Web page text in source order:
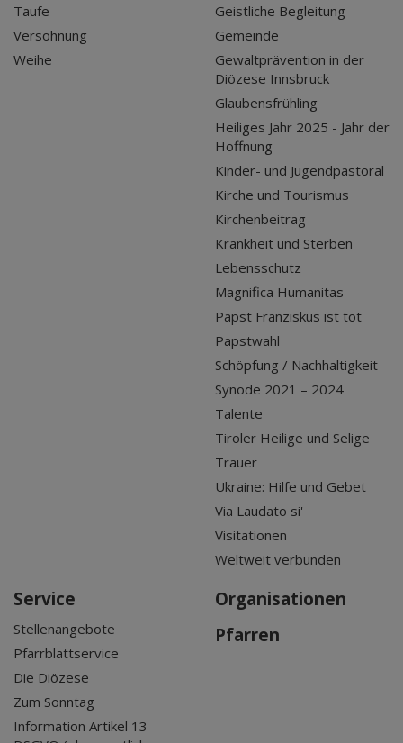
Taufe
Versöhnung
Weihe
Geistliche Begleitung
Gemeinde
Gewaltprävention in der
Diözese Innsbruck
Glaubensfrühling
Heiliges Jahr 2025 - Jahr der
Hoffnung
Kinder- und Jugendpastoral
Kirche und Tourismus
Kirchenbeitrag
Krankheit und Sterben
Lebensschutz
Magnifica Humanitas
Papst Franziskus ist tot
Papstwahl
Schöpfung / Nachhaltigkeit
Synode 2021 – 2024
Talente
Tiroler Heilige und Selige
Trauer
Ukraine: Hilfe und Gebet
Via Laudato si'
Visitationen
Weltweit verbunden
Service
Stellenangebote
Pfarrblattservice
Die Diözese
Zum Sonntag
Information Artikel 13
Organisationen
Pfarren